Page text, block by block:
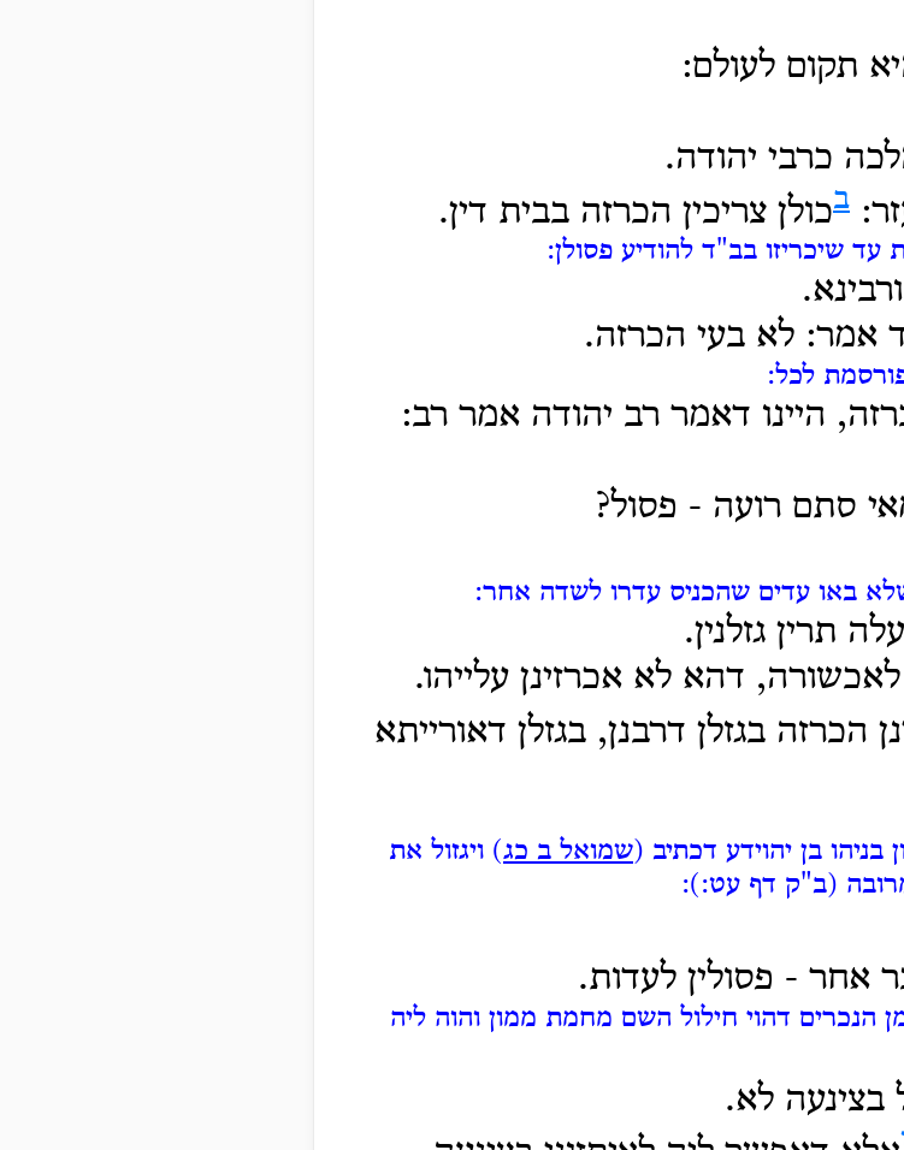
תקום לעולם:
כרבי יהודה.
בכולן צריכין הכרזה בבית דין.
עד שיכריזו בב"ד להודיע פסולן:
אמר: לא בעי הכרזה.
לכל:
היינו דאמר רב יהודה אמר רב:
סתם רועה - פסול?
באו עדים שהכניס עדרו לשדה אחר:
תרין גזלנין.
דהא לא אכרזינן עלייהו.
הכרזה בגזלן דרבנן, בגזלן דאורייתא
בן יהוידע דכתיב (שמואל ב כג) ויגזול את
(ב"ק דף עט:):
אחר - פסולין לעדות.
הנכרים דהוי חילול השם מחמת ממון והוה ליה
לא.